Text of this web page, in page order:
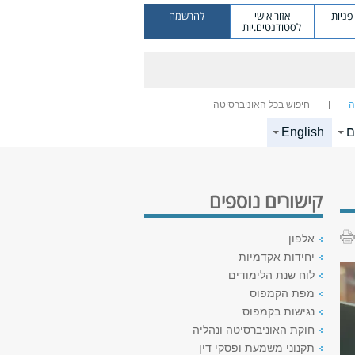
אזור אישי
לסטודנטים.יות
להרשמה
חיפוש בכל האוניברסיטה
English
קישורים נוספים
אלפון
יחידות אקדמיות
לוח שנת הלימודים
מפת הקמפוס
נגישות בקמפוס
חוקת האוניברסיטה ונהליה
תקנוני משמעת ופסקי דין